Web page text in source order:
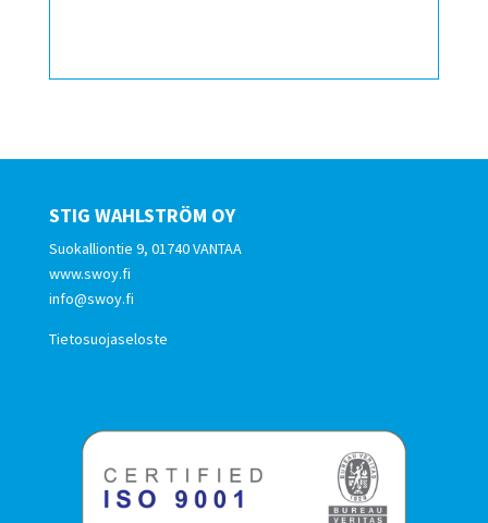
STIG WAHLSTRÖM OY
Suokalliontie 9, 01740 VANTAA
www.swoy.fi
info@swoy.fi
Tietosuojaseloste